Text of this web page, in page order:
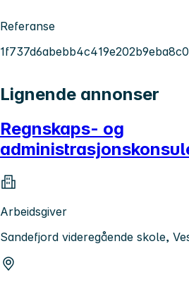
Referanse
Lignende annonser
Regnskaps- og
Arbeidsgiver
Sandefjord videregående skole,